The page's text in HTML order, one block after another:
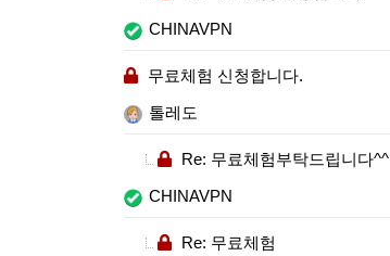
CHINAVPN
무료체험 신청합니다.
톨레도
Re: 무료체험부탁드립니다^^
CHINAVPN
Re: 무료체험